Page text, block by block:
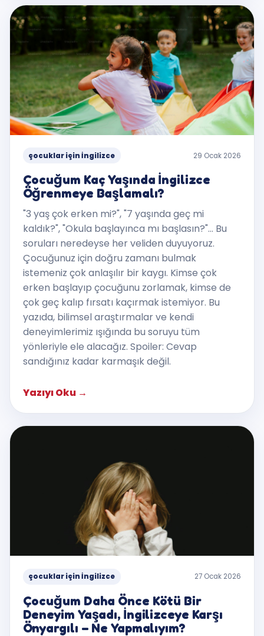
çocuklar için İngilizce 29 Ocak 2026
Çocuğum Kaç Yaşında İngilizce
Öğrenmeye Başlamalı?
"3 yaş çok erken mi?", "7 yaşında geç mi
kaldık?", "Okula başlayınca mı başlasın?"... Bu
soruları neredeyse her veliden duyuyoruz.
Çocuğunuz için doğru zamanı bulmak
istemeniz çok anlaşılır bir kaygı. Kimse çok
erken başlayıp çocuğunu zorlamak, kimse de
çok geç kalıp fırsatı kaçırmak istemiyor. Bu
yazıda, bilimsel araştırmalar ve kendi
deneyimlerimiz ışığında bu soruyu tüm
yönleriyle ele alacağız. Spoiler: Cevap
sandığınız kadar karmaşık değil.
Yazıyı Oku →
çocuklar için İngilizce 27 Ocak 2026
Çocuğum Daha Önce Kötü Bir
Deneyim Yaşadı, İngilizceye Karşı
Önyargılı – Ne Yapmalıyım?